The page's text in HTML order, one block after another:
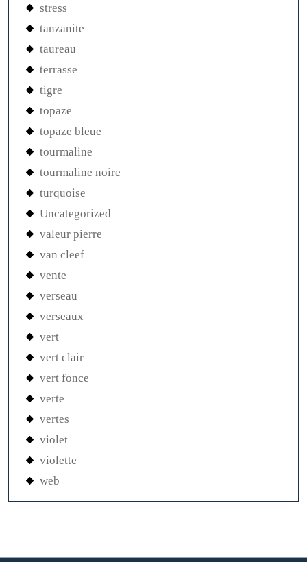
stress
tanzanite
taureau
terrasse
tigre
topaze
topaze bleue
tourmaline
tourmaline noire
turquoise
Uncategorized
valeur pierre
van cleef
vente
verseau
verseaux
vert
vert clair
vert fonce
verte
vertes
violet
violette
web